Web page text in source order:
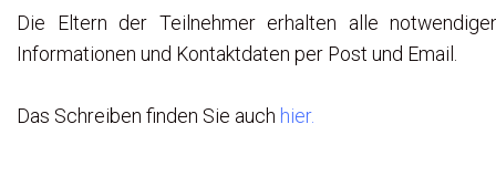
Die Eltern der Teilnehmer erhalten alle
Informationen und Kontaktdaten per Post und Email.
Das Schreiben finden Sie auch hier.